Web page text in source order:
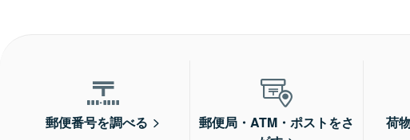
郵便番号を調べる
郵便局・ATM・ポストをさ
荷